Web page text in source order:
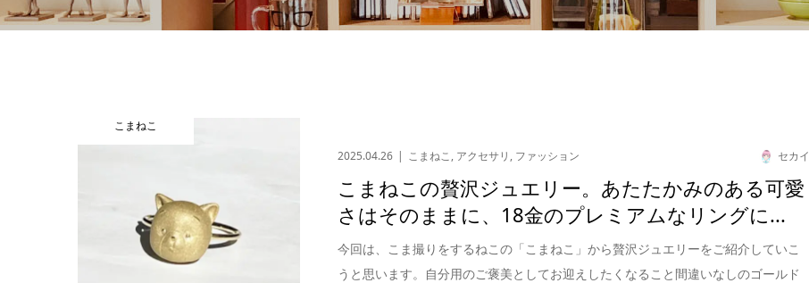
こまねこ
2025.04.26 こまねこ , アクセサリ , ファッション セカイ
こまねこの贅沢ジュエリー。あたたかみのある可愛
さはそのままに、18金のプレミアムなリングに...
今回は、こま撮りをするねこの「こまねこ」から贅沢ジュエリーをご紹介していこ
うと思います。自分用のご褒美としてお迎えしたくなること間違いなしのゴールド